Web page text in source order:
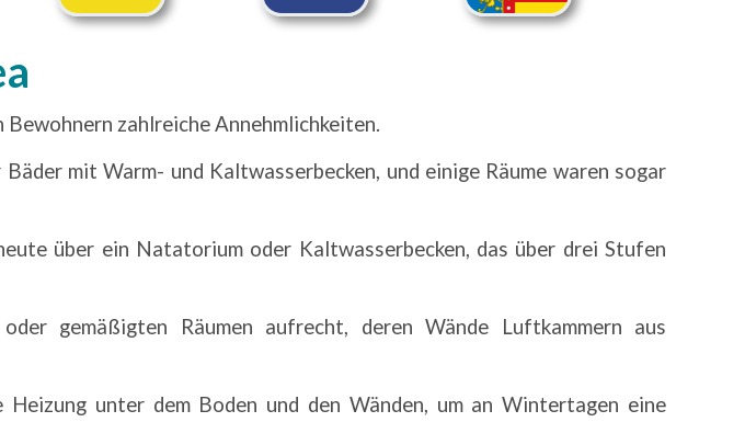
zahlreiche Annehmlichkeiten.
mit Warm- und Kaltwasserbecken, und einige Räume waren sogar
über ein Natatorium oder Kaltwasserbecken, das über drei Stufen
gemäßigten Räumen aufrecht, deren Wände Luftkammern aus
unter dem Boden und den Wänden, um an Wintertagen eine